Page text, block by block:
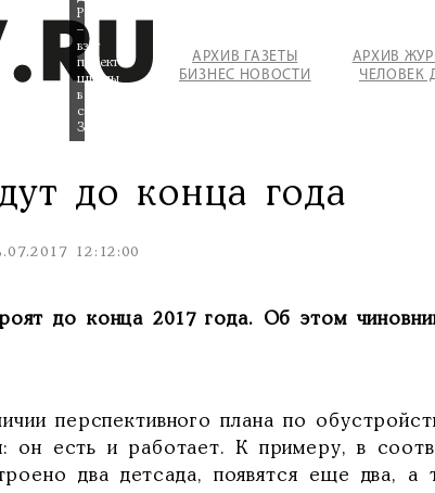
АРХИВ ГАЗЕТЫ
БИЗНЕС НОВОСТИ
АРХИВ
ЧЕЛОВЕК
Радужном
–
взят
проект
школы
в
слободе
Зиновы.
до конца года
12:12:00
до конца 2017 года. Об этом
перспективного плана по
он есть и работает. К примеру, в
два детсада, появятся еще два, а